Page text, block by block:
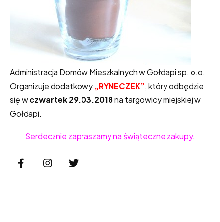
Administracja Domów Mieszkalnych w Gołdapi sp. o.o.
Organizuje dodatkowy „RYNECZEK”, który odbędzie
się wczwartek 29.03.2018na targowicy miejskiej w
Gołdapi.
Serdecznie zapraszamy na świąteczne zakupy.